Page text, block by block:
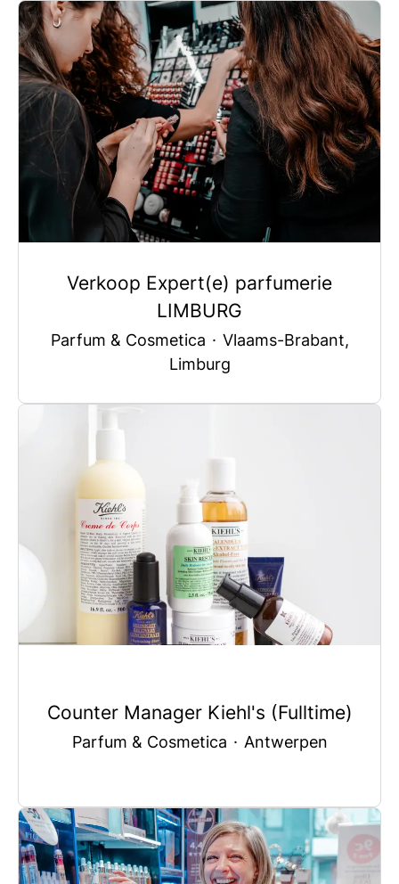
Verkoop Expert(e) parfumerie
LIMBURG
Parfum & Cosmetica · Vlaams-Brabant,
Limburg
Counter Manager Kiehl's (Fulltime)
Parfum & Cosmetica · Antwerpen